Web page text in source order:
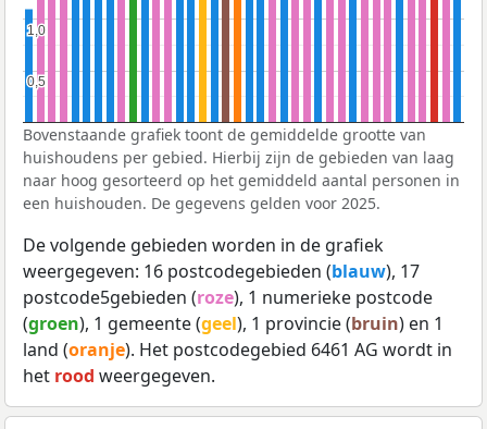
0,5
0,5
1,0
1,0
Bovenstaande grafiek toont de gemiddelde grootte van
huishoudens per gebied. Hierbij zijn de gebieden van laag
naar hoog gesorteerd op het gemiddeld aantal personen in
een huishouden. De gegevens gelden voor 2025.
De volgende gebieden worden in de grafiek
weergegeven: 16 postcodegebieden (blauw), 17
postcode5gebieden (roze), 1 numerieke postcode
(groen), 1 gemeente (geel), 1 provincie (bruin) en 1
land (oranje). Het postcodegebied 6461 AG wordt in
het rood weergegeven.